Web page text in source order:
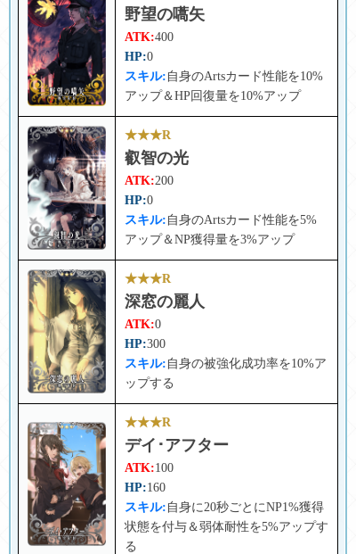
野望の嚆矢
ATK:400
HP:0
スキル: 自身のArtsカード性能を10%
アップ＆HP回復量を10%アップ
★★★R
叡智の光
ATK:200
HP:0
スキル: 自身のArtsカード性能を5%
アップ＆NP獲得量を3%アップ
★★★R
深窓の麗人
ATK:0
HP:300
スキル: 自身の被強化成功率を10%ア
ップする
★★★R
デイ･アフター
ATK:100
HP:160
スキル: 自身に20秒ごとにNP1%獲得
状態を付与＆弱体耐性を5%アップす
る